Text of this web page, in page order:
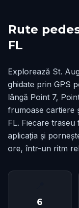
Rute
FL
Explorează St.
ghidate prin GPS
lângă Point 7,
frumoase cartiere
FL. Fiecare traseu
aplicația și
ore, într-un ritm
6